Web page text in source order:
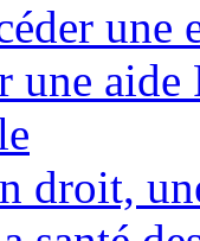
une
une
droit,